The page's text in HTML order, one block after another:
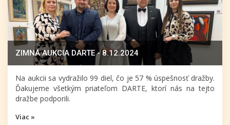
ZIMNÁ AUKCIA DARTE - 8.12.2024
Na aukcii sa vydražilo 99 diel, čo je 57 % úspešnosť dražby.
Ďakujeme všetkým priateľom DARTE, ktorí nás na tejto
dražbe podporili.
Viac »